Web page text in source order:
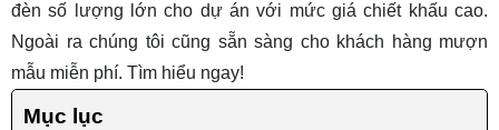
đèn số lượng lớn cho dự án với mức giá chiết khấu cao.
Ngoài ra chúng tôi cũng sẵn sàng cho khách hàng mượn
mẫu miễn phí. Tìm hiểu ngay!
Mục lục